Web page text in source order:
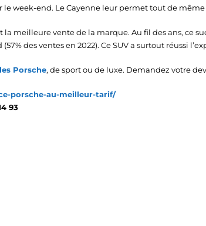
le week-end. Le Cayenne leur permet tout de
la meilleure vente de la marque. Au fil des ans, ce
des ventes en 2022). Ce SUV a surtout réussi
Porsche, de sport ou de luxe. Demandez votre
porsche-au-meilleur-tarif/
93